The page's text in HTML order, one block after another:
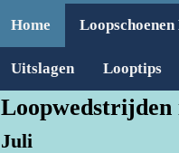
Home Loopschoenen
Uitslagen Looptips
Loopwedstrijden
Juli